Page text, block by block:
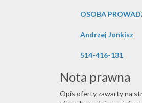
OSOBA
Andrzej Jonkisz
514-416-131
Nota prawna
Opis oferty zawarty na